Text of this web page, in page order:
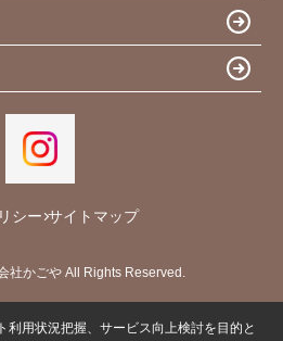
シー サイトマップ
社かごや All Rights Reserved.
利用状況把握、サービス向上検討を目的と